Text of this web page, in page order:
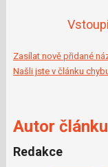
Zasílat nově přidané
Našli jste v článku
Autor článku
Redakce